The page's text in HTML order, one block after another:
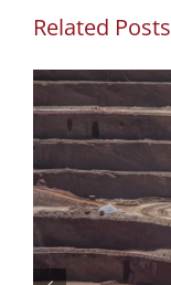
Related Posts